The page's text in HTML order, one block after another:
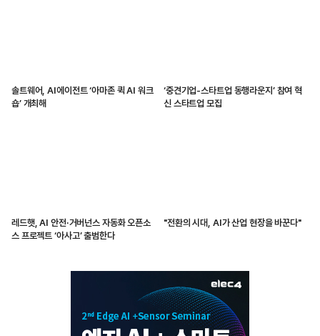
솔트웨어, AI에이전트 ‘아마존 퀵 AI 워크
숍’ 개최해
‘중견기업-스타트업 동행라운지’ 참여 혁
신 스타트업 모집
레드햇, AI 안전·거버넌스 자동화 오픈소
스 프로젝트 ‘아사고’ 출범한다
"전환의 시대, AI가 산업 현장을 바꾼다"